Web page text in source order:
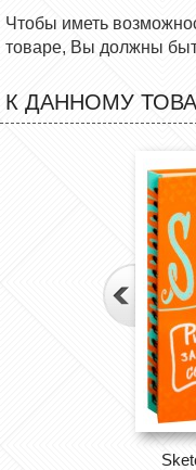
Чтобы иметь
товаре, Вы должны
К ДАННОМУ